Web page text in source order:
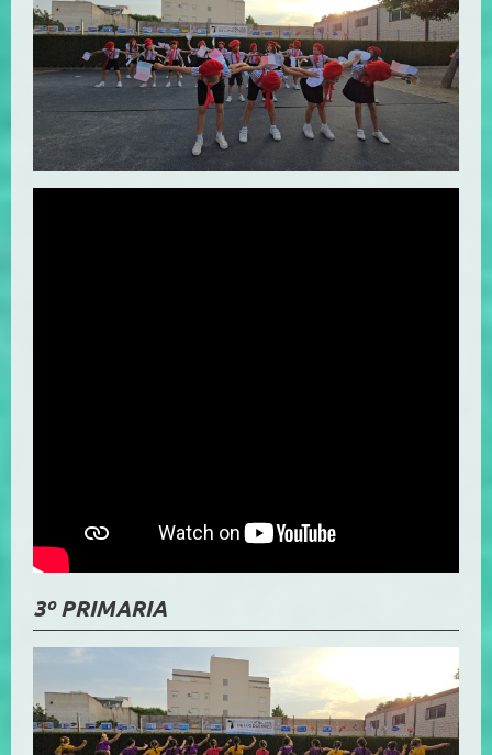
3º PRIMARIA